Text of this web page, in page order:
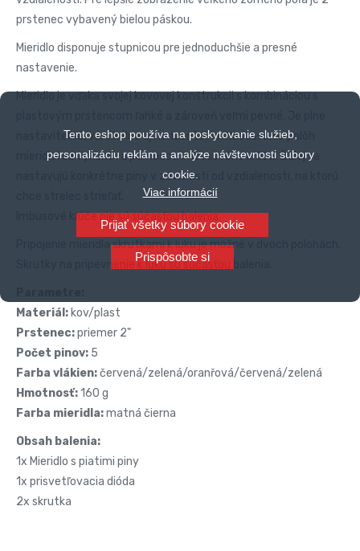
Tento eshop používa na poskytovanie služieb,
personalizáciu reklám a analýze návštevnosti súbory
cookie.
Viac informácií
Prijať všetky súbory cookie
Prispôsobte si
prstenec vybavený bielou páskou.
Mieridlo disponuje stupnicou pre jednoduchšie a presné
nastavenie.
Mieridlo je vďaka svojej kovovej konštrukcii s kombináciou s
nastaviteľné, vertikálne aj horizontálne. Nastavenie polôh
mieridiel sa vykonáva pomocou imbusového kľúča. Ďalej sa
nastavujú konkrétne piny v závislosti od vzdialenosti, na ktorú
Imbusové kľúče nie sú súčasťou balenia.
Pripojenie mieridla skrutkami k luku je možné v dvoch polohách.
Skrutky na pripevnenie k luku sú súčasťou balenia.
Materiál: kov/plast
Prstenec:priemer 2"
Počet pinov: 5
Farba vlákien:červená/zelená/oranřová/červená/zelená
Hmotnosť:160 g
Farba mieridla:matná čierna
Obsah balenia:
1x Mieridlo s piatimi piny
1x prisvetľovacia dióda
2x skrutka